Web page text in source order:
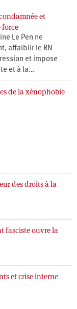
et
Le Pen ne
affaiblir le RN
et impose
et à la…
de la xénophobie
des droits à la
fasciste ouvre la
et crise interne